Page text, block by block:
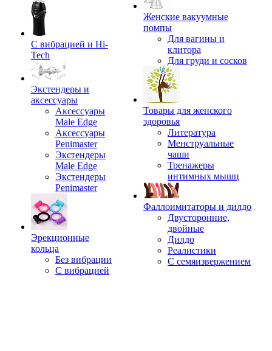
С вибрацией и Hi-
Tech
Экстендеры и
аксессуары
Аксессуары
Male Edge
Аксессуары
Penimaster
Экстендеры
Male Edge
Экстендеры
Penimaster
Эрекционные
кольца
Без вибрации
С вибрацией
Женские вакуумные
помпы
Для вагины и
клитора
Для груди и сосков
Товары для женского
здоровья
Литература
Менструальные
чаши
Тренажеры
интимных мышц
Фаллоимитаторы и дилдо
Двусторонние,
двойные
Дилдо
Реалистики
С семяизвержением